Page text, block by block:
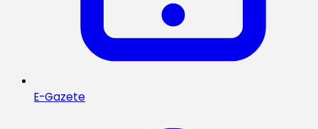
E-Gazete